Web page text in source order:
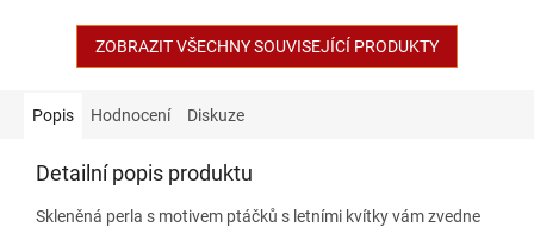
ZOBRAZIT VŠECHNY SOUVISEJÍCÍ PRODUKTY
Popis Hodnocení Diskuze
Detailní popis produktu
Skleněná perla s motivem ptáčků s letními kvítky vám zvedne